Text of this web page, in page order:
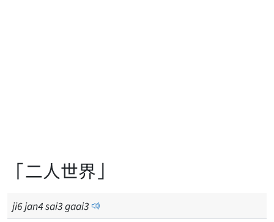
「二人世界」
ji6jan4sai3gaai3